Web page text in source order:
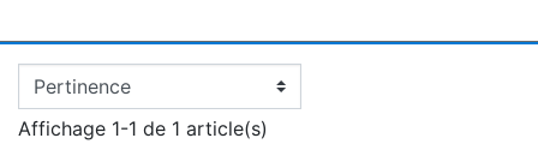
Affichage 1-1 de 1 article(s)